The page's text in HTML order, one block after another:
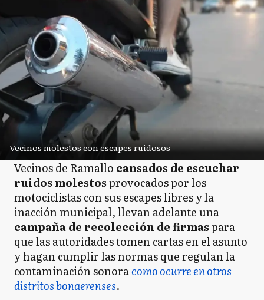
Vecinos molestos con escapes ruidosos
Vecinos de Ramallo cansados de escuchar
ruidos molestosprovocados por los
motociclistas con sus escapes libres y la
inacción municipal, llevan adelante una
campaña de recolección de firmaspara
que las autoridades tomen cartas en el asunto
y hagan cumplir las normas que regulan la
contaminación sonoracomo ocurre en otros
distritos bonaerenses.